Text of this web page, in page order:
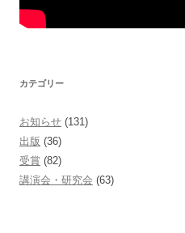
カテゴリー
お知らせ (131)
出版 (36)
受賞 (82)
講演会・研究会 (63)